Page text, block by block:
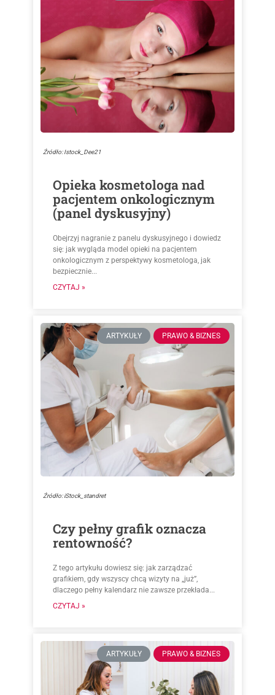
Źródło: Istock_Dee21
Opieka kosmetologa nad
pacjentem onkologicznym
(panel dyskusyjny)
Obejrzyj nagranie z panelu dyskusyjnego i dowiedz
się: jak wygląda model opieki na pacjentem
onkologicznym z perspektywy kosmetologa, jak
bezpiecznie...
CZYTAJ »
ARTYKUŁY PRAWO & BIZNES
Źródło: iStock_standret
Czy pełny grafik oznacza
rentowność?
Z tego artykułu dowiesz się: jak zarządzać
grafikiem, gdy wszyscy chcą wizyty na „już”,
dlaczego pełny kalendarz nie zawsze przekłada...
CZYTAJ »
ARTYKUŁY PRAWO & BIZNES